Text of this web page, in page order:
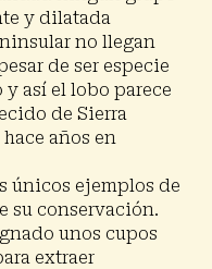
y dilatada
no llegan
de ser especie
así el lobo parece
de Sierra
años en
únicos ejemplos de
su conservación.
unos cupos
extraer